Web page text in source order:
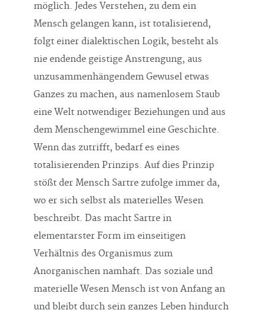
möglich. Jedes Verstehen, zu dem ein
Mensch gelangen kann, ist totalisierend,
folgt einer dialektischen Logik, besteht als
nie endende geistige Anstrengung, aus
unzusammenhängendem Gewusel etwas
Ganzes zu machen, aus namenlosem Staub
eine Welt notwendiger Beziehungen und aus
dem Menschengewimmel eine Geschichte.
Wenn das zutrifft, bedarf es eines
totalisierenden Prinzips. Auf dies Prinzip
stößt der Mensch Sartre zufolge immer da,
wo er sich selbst als materielles Wesen
beschreibt. Das macht Sartre in
elementarster Form im einseitigen
Verhältnis des Organismus zum
Anorganischen namhaft. Das soziale und
materielle Wesen Mensch ist von Anfang an
und bleibt durch sein ganzes Leben hindurch